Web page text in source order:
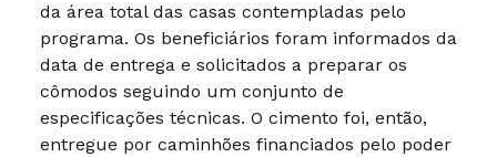
da área total das casas contempladas pelo
programa. Os beneficiários foram informados da
data de entrega e solicitados a preparar os
cômodos seguindo um conjunto de
especificações técnicas. O cimento foi, então,
entregue por caminhões financiados pelo poder